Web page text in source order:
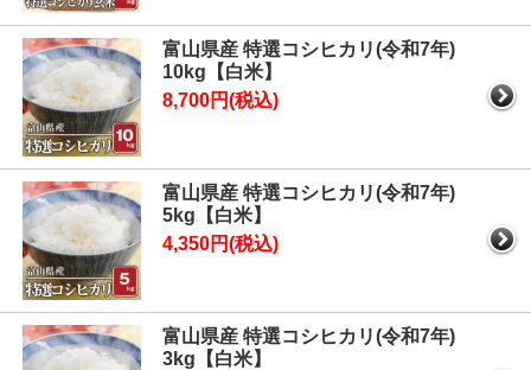
富山県産 特選コシヒカリ(令和7年)
10kg【白米】
8,700円(税込)
富山県産 特選コシヒカリ(令和7年)
5kg【白米】
4,350円(税込)
富山県産 特選コシヒカリ(令和7年)
3kg【白米】